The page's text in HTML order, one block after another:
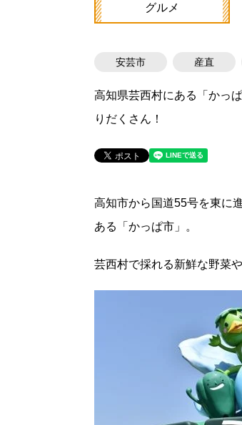
グルメ
安芸市 産直
高知県芸西村にある「かっ
りだくさん！
高知市から国道55号を東に
ある「かっぱ市」。
芸西村で採れる新鮮な野菜